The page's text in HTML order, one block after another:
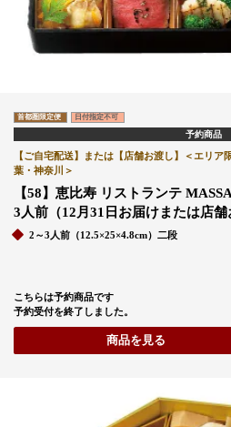
首都圏限定便 日付指定不可
予約商品
【ご自宅配送】または【店舗お渡し】＜エリ
葉・神奈川＞
【58】恵比寿 リストランテ
3人前（12月31日お届けまたは店舗
2～3人前（12.5×25×4.8cm）二段
こちらは予約商品です
予約受付を終了しました。